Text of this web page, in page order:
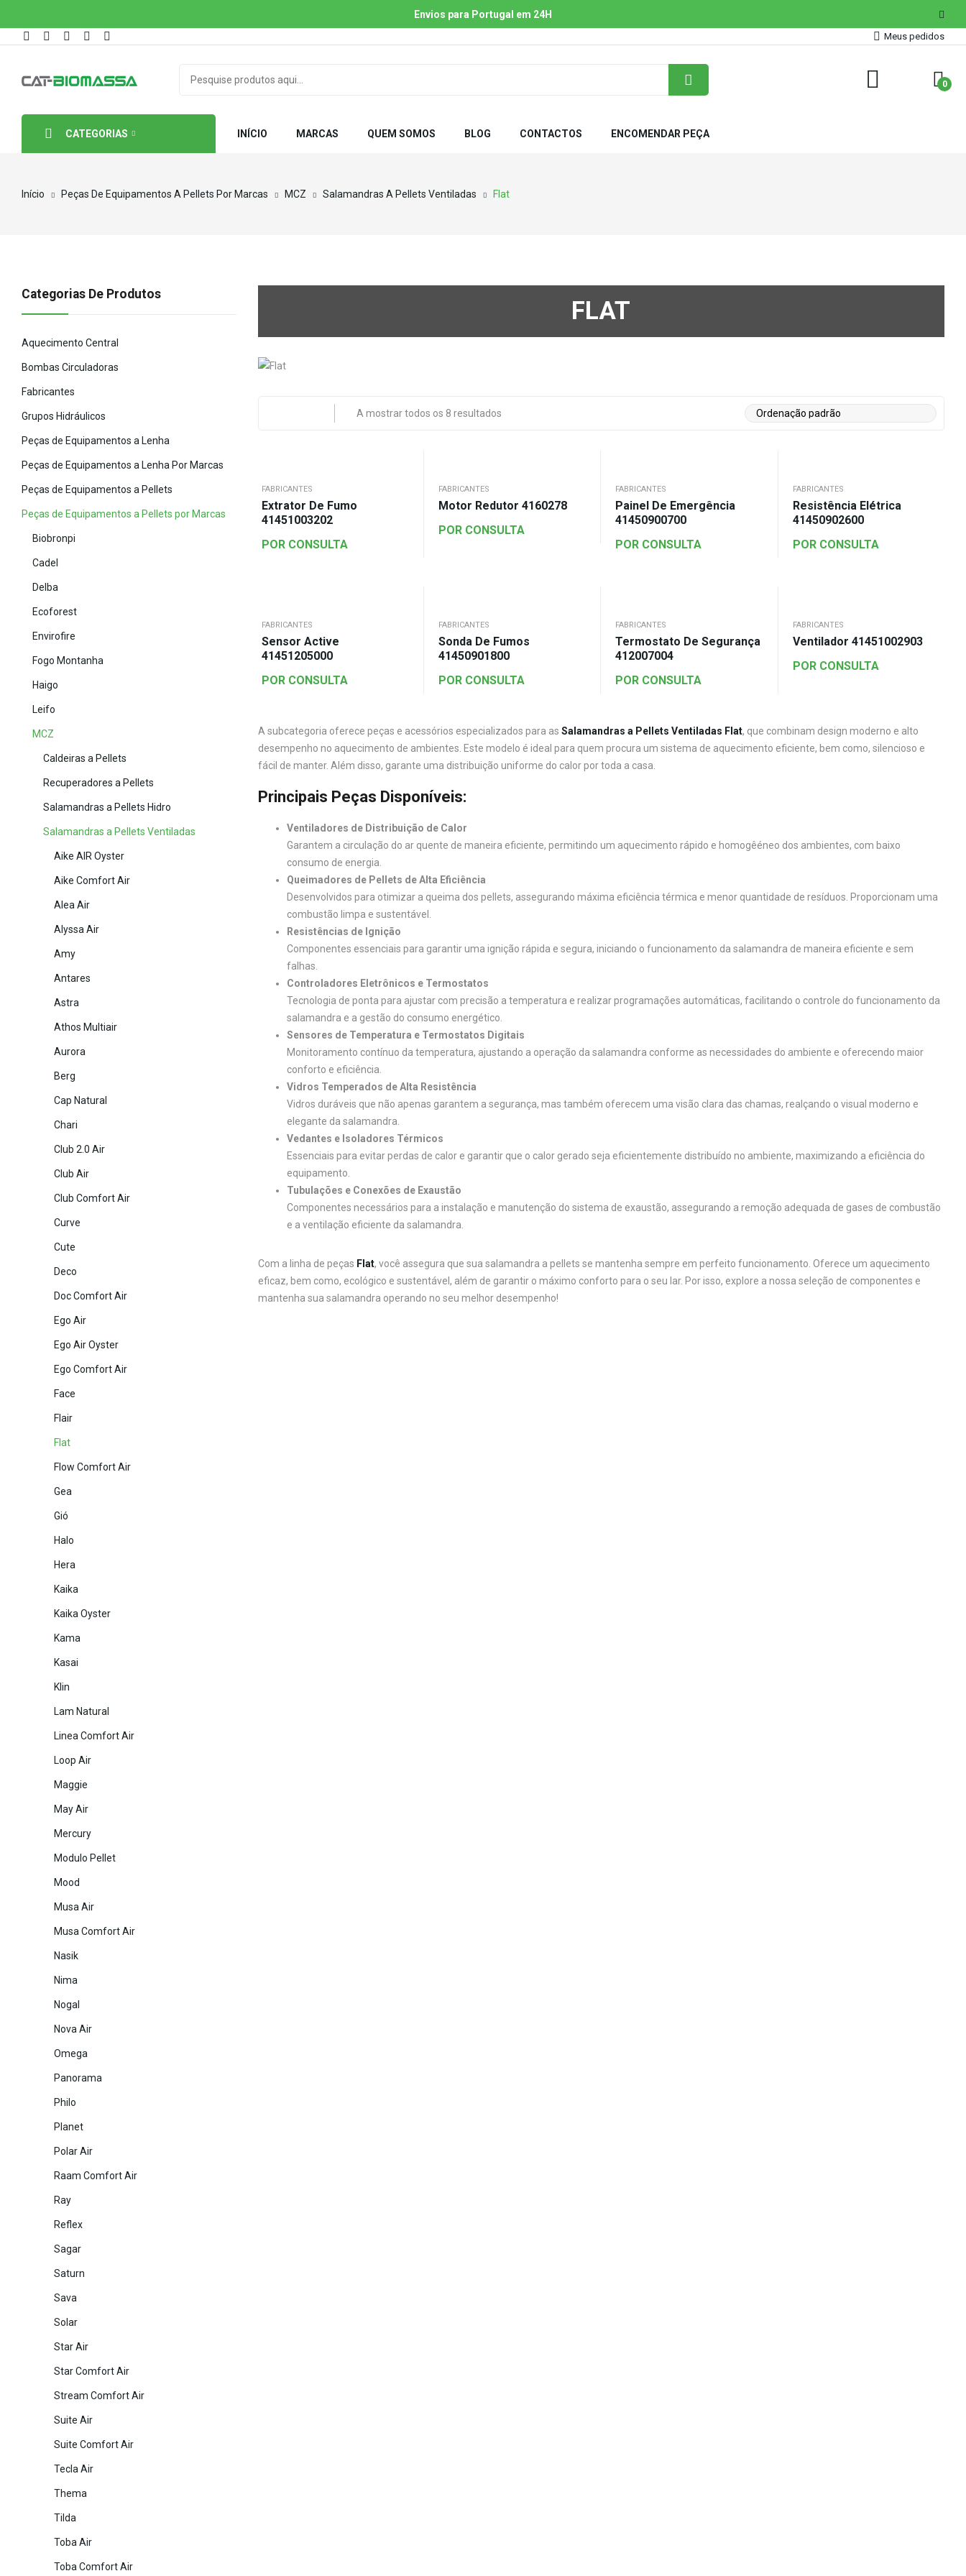
Envios para Portugal em 24H
Meus pedidos
0
CATEGORIAS INÍCIO MARCAS QUEM SOMOS BLOG CONTACTOS ENCOMENDAR PEÇA
Início Peças De Equipamentos A Pellets Por Marcas MCZ Salamandras A Pellets Ventiladas Flat
FLAT
A mostrar todos os 8 resultados
FABRICANTES
Extrator De Fumo
41451003202
POR CONSULTA
FABRICANTES
Motor Redutor 4160278
POR CONSULTA
FABRICANTES
Painel De Emergência
41450900700
POR CONSULTA
FABRICANTES
Resistência Elétrica
41450902600
POR CONSULTA
FABRICANTES
Sensor Active
41451205000
POR CONSULTA
FABRICANTES
Sonda De Fumos
41450901800
POR CONSULTA
FABRICANTES
Termostato De Segurança
412007004
POR CONSULTA
FABRICANTES
Ventilador 41451002903
POR CONSULTA
A subcategoria oferece peças e acessórios especializados para as Salamandras a Pellets Ventiladas Flat, que combinam design moderno e alto
desempenho no aquecimento de ambientes. Este modelo é ideal para quem procura um sistema de aquecimento eficiente, bem como, silencioso e
fácil de manter. Além disso, garante uma distribuição uniforme do calor por toda a casa.
Principais Peças Disponíveis:
Ventiladores de Distribuição de Calor
Garantem a circulação do ar quente de maneira eficiente, permitindo um aquecimento rápido e homogêéneo dos ambientes, com baixo
consumo de energia.
Queimadores de Pellets de Alta Eficiência
Desenvolvidos para otimizar a queima dos pellets, assegurando máxima eficiência térmica e menor quantidade de resíduos. Proporcionam uma
combustão limpa e sustentável.
Resistências de Ignição
Componentes essenciais para garantir uma ignição rápida e segura, iniciando o funcionamento da salamandra de maneira eficiente e sem
falhas.
Controladores Eletrônicos e Termostatos
Tecnologia de ponta para ajustar com precisão a temperatura e realizar programações automáticas, facilitando o controle do funcionamento da
salamandra e a gestão do consumo energético.
Sensores de Temperatura e Termostatos Digitais
Monitoramento contínuo da temperatura, ajustando a operação da salamandra conforme as necessidades do ambiente e oferecendo maior
conforto e eficiência.
Vidros Temperados de Alta Resistência
Vidros duráveis que não apenas garantem a segurança, mas também oferecem uma visão clara das chamas, realçando o visual moderno e
elegante da salamandra.
Vedantes e Isoladores Térmicos
Essenciais para evitar perdas de calor e garantir que o calor gerado seja eficientemente distribuído no ambiente, maximizando a eficiência do
equipamento.
Tubulações e Conexões de Exaustão
Componentes necessários para a instalação e manutenção do sistema de exaustão, assegurando a remoção adequada de gases de combustão
e a ventilação eficiente da salamandra.
Com a linha de peças Flat, você assegura que sua salamandra a pellets se mantenha sempre em perfeito funcionamento. Oferece um aquecimento
eficaz, bem como, ecológico e sustentável, além de garantir o máximo conforto para o seu lar. Por isso, explore a nossa seleção de componentes e
mantenha sua salamandra operando no seu melhor desempenho!
Categorias De Produtos
Aquecimento Central
Bombas Circuladoras
Fabricantes
Grupos Hidráulicos
Peças de Equipamentos a Lenha
Peças de Equipamentos a Lenha Por Marcas
Peças de Equipamentos a Pellets
Peças de Equipamentos a Pellets por Marcas
Biobronpi
Cadel
Delba
Ecoforest
Envirofire
Fogo Montanha
Haigo
Leifo
MCZ
Caldeiras a Pellets
Recuperadores a Pellets
Salamandras a Pellets Hidro
Salamandras a Pellets Ventiladas
Aike AIR Oyster
Aike Comfort Air
Alea Air
Alyssa Air
Amy
Antares
Astra
Athos Multiair
Aurora
Berg
Cap Natural
Chari
Club 2.0 Air
Club Air
Club Comfort Air
Curve
Cute
Deco
Doc Comfort Air
Ego Air
Ego Air Oyster
Ego Comfort Air
Face
Flair
Flat
Flow Comfort Air
Gea
Gió
Halo
Hera
Kaika
Kaika Oyster
Kama
Kasai
Klin
Lam Natural
Linea Comfort Air
Loop Air
Maggie
May Air
Mercury
Modulo Pellet
Mood
Musa Air
Musa Comfort Air
Nasik
Nima
Nogal
Nova Air
Omega
Panorama
Philo
Planet
Polar Air
Raam Comfort Air
Ray
Reflex
Sagar
Saturn
Sava
Solar
Star Air
Star Comfort Air
Stream Comfort Air
Suite Air
Suite Comfort Air
Tecla Air
Thema
Tilda
Toba Air
Toba Comfort Air